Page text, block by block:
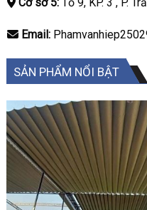
Email:
SẢN PHẨM NỔI BẬT